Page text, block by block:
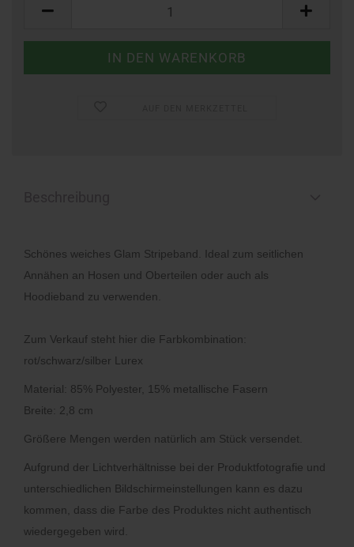
Schönes weiches Glam Stripeband. Ideal zum seitlichen
Annähen an Hosen und Oberteilen oder auch als
Hoodieband zu verwenden.
Zum Verkauf steht hier die Farbkombination:
rot/schwarz/silber Lurex
Material: 85% Polyester, 15% metallische Fasern
Breite: 2,8 cm
Größere Mengen werden natürlich am Stück versendet.
Aufgrund der Lichtverhältnisse bei der Produktfotografie und
unterschiedlichen Bildschirmeinstellungen kann es dazu
kommen, dass die Farbe des Produktes nicht authentisch
wiedergegeben wird.